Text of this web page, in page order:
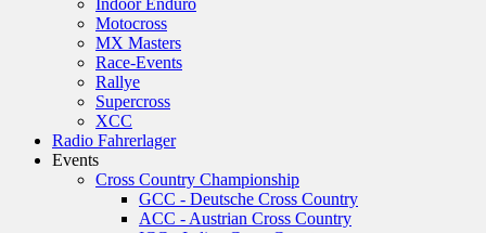
Indoor Enduro
Motocross
MX Masters
Race-Events
Rallye
Supercross
XCC
Radio Fahrerlager
Events
Cross Country Championship
GCC - Deutsche Cross Country
ACC - Austrian Cross Country